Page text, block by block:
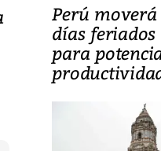
Perú
días
para